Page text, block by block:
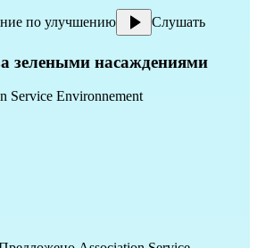
по улучшению Слушать
зелеными насаждениями
Service Environnement